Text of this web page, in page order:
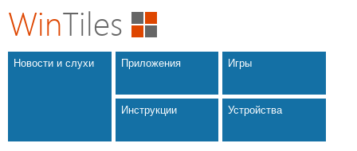
WinTiles
Новости и слухи Приложения Игры
Инструкции Устройства